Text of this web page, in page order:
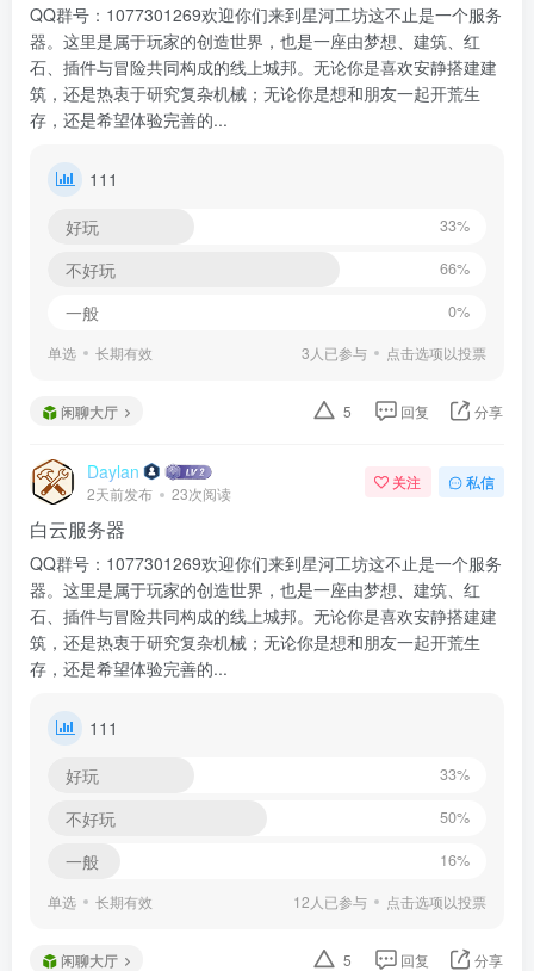
QQ群号：1077301269欢迎你们来到星河工坊这不止是一个服务
器。这里是属于玩家的创造世界，也是一座由梦想、建筑、红
石、插件与冒险共同构成的线上城邦。无论你是喜欢安静搭建建
筑，还是热衷于研究复杂机械；无论你是想和朋友一起开荒生
存，还是希望体验完善的...
111
33%
好玩
66%
不好玩
0%
一般
单选 长期有效 3人已参与 点击选项以投票
闲聊大厅 5 回复 分享
Daylan
2天前发布 23次阅读
关注 私信
白云服务器
QQ群号：1077301269欢迎你们来到星河工坊这不止是一个服务
器。这里是属于玩家的创造世界，也是一座由梦想、建筑、红
石、插件与冒险共同构成的线上城邦。无论你是喜欢安静搭建建
筑，还是热衷于研究复杂机械；无论你是想和朋友一起开荒生
存，还是希望体验完善的...
111
33%
好玩
50%
不好玩
16%
一般
单选 长期有效 12人已参与 点击选项以投票
闲聊大厅 5 回复 分享